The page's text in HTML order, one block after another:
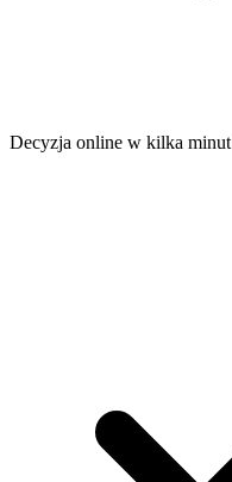
Decyzja online w kilka minut